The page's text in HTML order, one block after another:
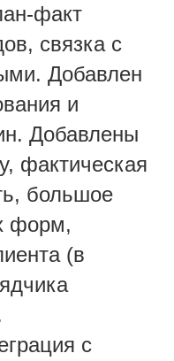
факт
связка с
Добавлен
и
Добавлены
фактическая
большое
форм,
(в
с